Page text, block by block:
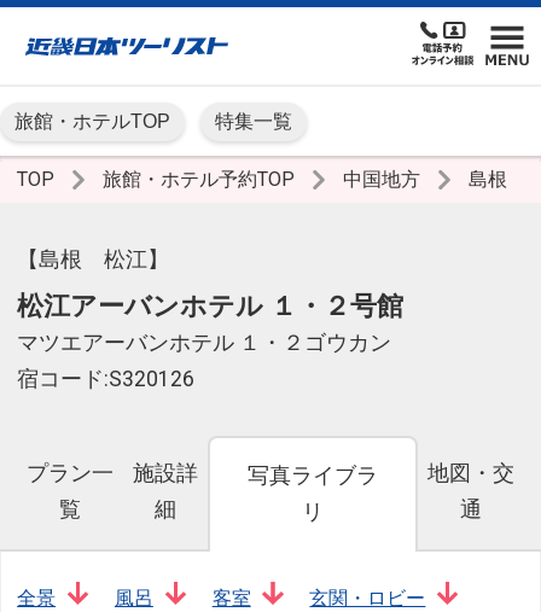
旅館・ホテルTOP 特集一覧
TOP 旅館・ホテル予約TOP 中国地方 島根
【島根 松江】
松江アーバンホテル １・２号館
マツエアーバンホテル １・２ゴウカン
宿コード:S320126
プラン一
覧
施設詳
細
写真ライブラ
リ
地図・交
通
全景 風呂 客室
玄関・ロビー